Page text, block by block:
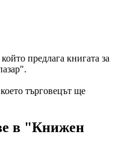
предлага книгата за
търговецът ще
в "Книжен